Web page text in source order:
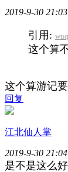
2019-9-30
引用:
这个算
这个算游记
回复
江北仙人掌
2019-9-30
是不是这么